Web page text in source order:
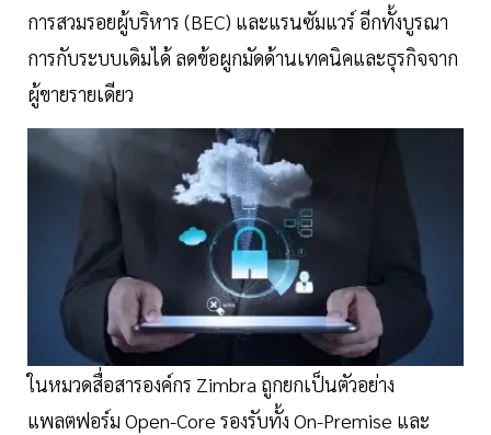
การสวมรอยผู้บริหาร (BEC) และแรนซัมแวร์ อีกทั้งบูรณา
การกับระบบเดิมได้ ลดข้อผูกมัดด้านเทคนิคและธุรกิจจาก
ผู้ขายรายเดียว
ในหมวดสื่อสารองค์กร Zimbra ถูกยกเป็นตัวอย่าง
แพลตฟอร์ม Open-Core รองรับทั้ง On-Premise และ